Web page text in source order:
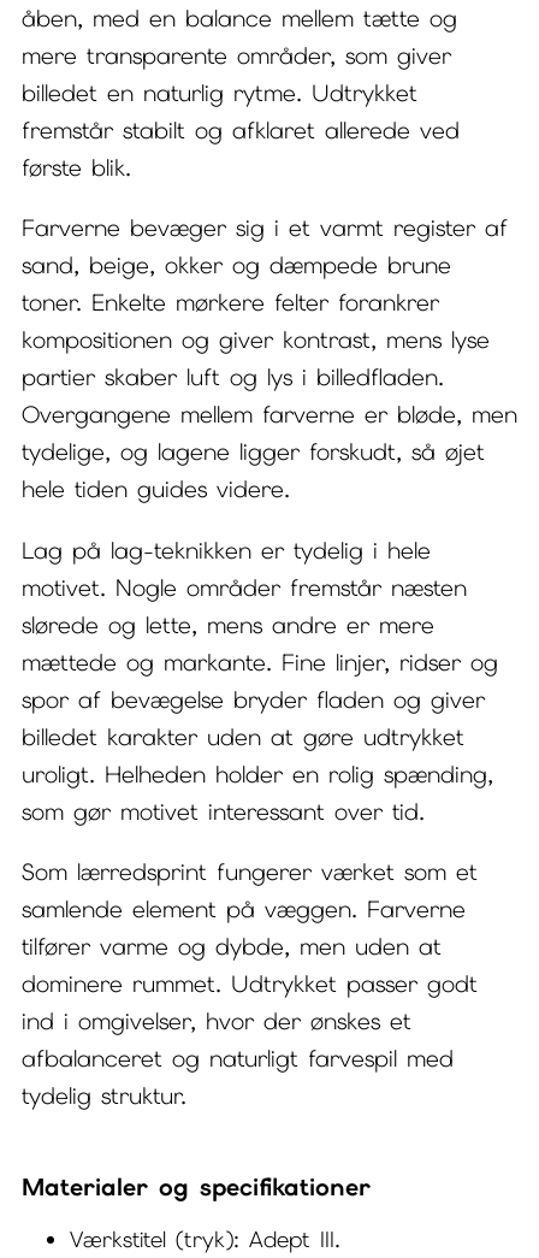
åben, med en balance mellem tætte og
mere transparente områder, som giver
billedet en naturlig rytme. Udtrykket
fremstår stabilt og afklaret allerede ved
første blik.
Farverne bevæger sig i et varmt register af
sand, beige, okker og dæmpede brune
toner. Enkelte mørkere felter forankrer
kompositionen og giver kontrast, mens lyse
partier skaber luft og lys i billedfladen.
Overgangene mellem farverne er bløde, men
tydelige, og lagene ligger forskudt, så øjet
hele tiden guides videre.
Lag på lag-teknikken er tydelig i hele
motivet. Nogle områder fremstår næsten
slørede og lette, mens andre er mere
mættede og markante. Fine linjer, ridser og
spor af bevægelse bryder fladen og giver
billedet karakter uden at gøre udtrykket
uroligt. Helheden holder en rolig spænding,
som gør motivet interessant over tid.
Som lærredsprint fungerer værket som et
samlende element på væggen. Farverne
tilfører varme og dybde, men uden at
dominere rummet. Udtrykket passer godt
ind i omgivelser, hvor der ønskes et
afbalanceret og naturligt farvespil med
tydelig struktur.
Materialer og specifikationer
Værkstitel (tryk): Adept III.